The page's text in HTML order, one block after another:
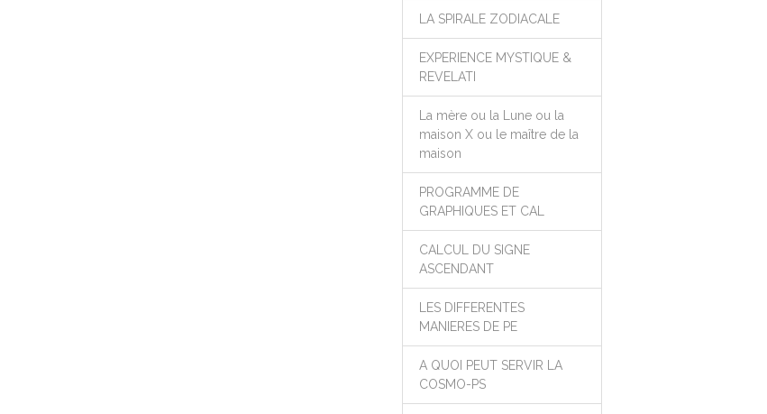
LA SPIRALE ZODIACALE
EXPERIENCE MYSTIQUE &
REVELATI
La mère ou la Lune ou la
maison X ou le maître de la
maison
PROGRAMME DE
GRAPHIQUES ET CAL
CALCUL DU SIGNE
ASCENDANT
LES DIFFERENTES
MANIERES DE PE
A QUOI PEUT SERVIR LA
COSMO-PS